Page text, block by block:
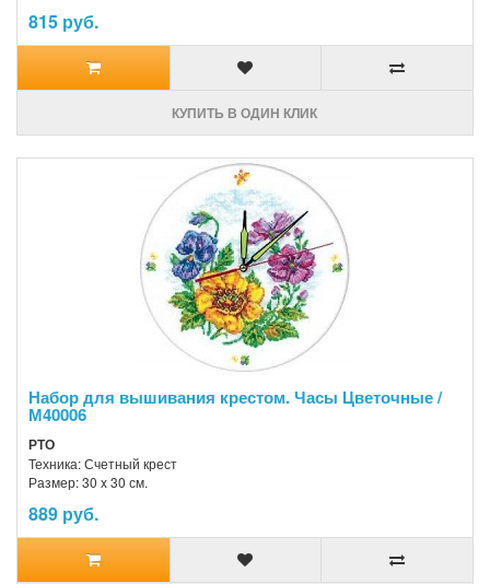
815 руб.
КУПИТЬ В ОДИН КЛИК
Набор для вышивания крестом. Часы Цветочные /
М40006
РТО
Техника: Счетный крест
Размер: 30 x 30 см.
889 руб.